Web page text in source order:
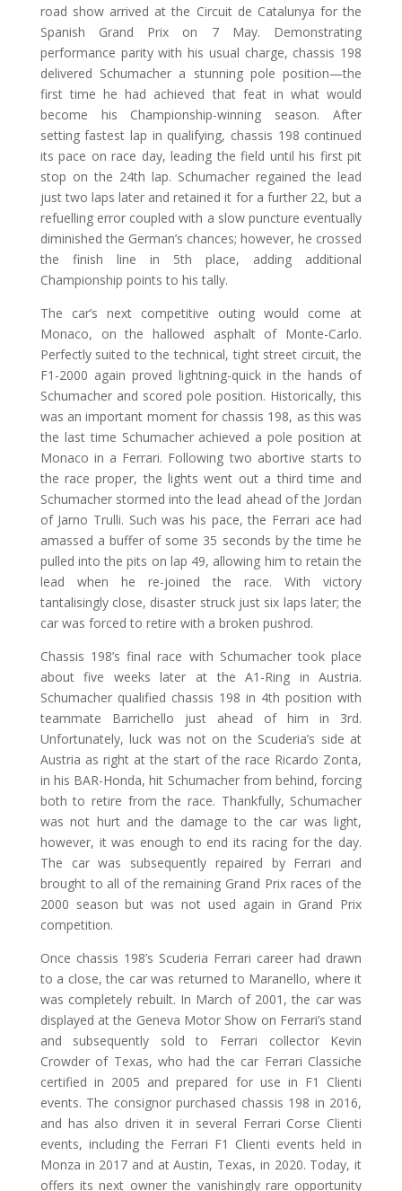
road show arrived at the Circuit de Catalunya for the
Spanish Grand Prix on 7 May. Demonstrating
performance parity with his usual charge, chassis 198
delivered Schumacher a stunning pole position—the
first time he had achieved that feat in what would
become his Championship-winning season. After
setting fastest lap in qualifying, chassis 198 continued
its pace on race day, leading the field until his first pit
stop on the 24th lap. Schumacher regained the lead
just two laps later and retained it for a further 22, but a
refuelling error coupled with a slow puncture eventually
diminished the German’s chances; however, he crossed
the finish line in 5th place, adding additional
Championship points to his tally.
The car’s next competitive outing would come at
Monaco, on the hallowed asphalt of Monte-Carlo.
Perfectly suited to the technical, tight street circuit, the
F1-2000 again proved lightning-quick in the hands of
Schumacher and scored pole position. Historically, this
was an important moment for chassis 198, as this was
the last time Schumacher achieved a pole position at
Monaco in a Ferrari. Following two abortive starts to
the race proper, the lights went out a third time and
Schumacher stormed into the lead ahead of the Jordan
of Jarno Trulli. Such was his pace, the Ferrari ace had
amassed a buffer of some 35 seconds by the time he
pulled into the pits on lap 49, allowing him to retain the
lead when he re-joined the race. With victory
tantalisingly close, disaster struck just six laps later; the
car was forced to retire with a broken pushrod.
Chassis 198’s final race with Schumacher took place
about five weeks later at the A1-Ring in Austria.
Schumacher qualified chassis 198 in 4th position with
teammate Barrichello just ahead of him in 3rd.
Unfortunately, luck was not on the Scuderia’s side at
Austria as right at the start of the race Ricardo Zonta,
in his BAR-Honda, hit Schumacher from behind, forcing
both to retire from the race. Thankfully, Schumacher
was not hurt and the damage to the car was light,
however, it was enough to end its racing for the day.
The car was subsequently repaired by Ferrari and
brought to all of the remaining Grand Prix races of the
2000 season but was not used again in Grand Prix
competition.
Once chassis 198’s Scuderia Ferrari career had drawn
to a close, the car was returned to Maranello, where it
was completely rebuilt. In March of 2001, the car was
displayed at the Geneva Motor Show on Ferrari’s stand
and subsequently sold to Ferrari collector Kevin
Crowder of Texas, who had the car Ferrari Classiche
certified in 2005 and prepared for use in F1 Clienti
events. The consignor purchased chassis 198 in 2016,
and has also driven it in several Ferrari Corse Clienti
events, including the Ferrari F1 Clienti events held in
Monza in 2017 and at Austin, Texas, in 2020. Today, it
offers its next owner the vanishingly rare opportunity